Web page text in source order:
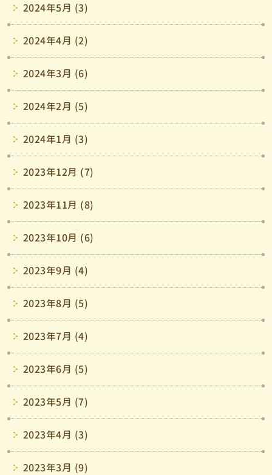
2024年5月 (3)
2024年4月 (2)
2024年3月 (6)
2024年2月 (5)
2024年1月 (3)
2023年12月 (7)
2023年11月 (8)
2023年10月 (6)
2023年9月 (4)
2023年8月 (5)
2023年7月 (4)
2023年6月 (5)
2023年5月 (7)
2023年4月 (3)
2023年3月 (9)